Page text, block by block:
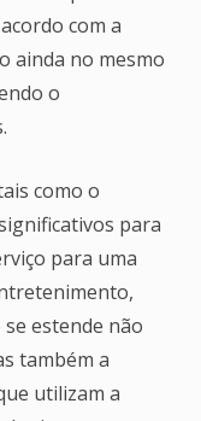
com a
ainda no mesmo
o
como o
para
para uma
se estende não
também a
utilizam a